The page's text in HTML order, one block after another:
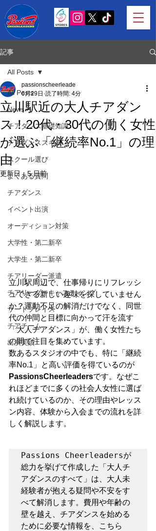
記事
All Posts
News
チアダンス基礎知識
チアダンススキル
スクール選び
よくある質問
チアダンス
イベント出演
オーディション対策
大学性・第二新卒
大学生・第二新卒
チアリーダー派遣
チアリーダーキャスティング
サードプレイス
チアチーム
出演実績
All Posts
立川駅近の大人チアダン
ス！20代・30代の働く女性
が選ぶ「継続率No.1」の理
由
passionscheerleade
6月29日 読了時間: 4分
更新日：5 日前
立川駅周辺で、仕事帰りにリフレッシ
ュできる新しい趣味を探していません
か？運動不足の解消だけでなく、同世
代の仲間と目標に向かって汗を流す
「大人チアダンス」が、働く女性たち
の間で注目を集めています。
数あるスタジオの中でも、特に「継続
率No.1」と高い評価を得ているのが
PassionsCheerleadersです。なぜこ
れほどまでに多くの社会人女性に選ば
れ続けているのか、その理由やレッス
ン内容、体験から入会までの流れを詳
しく解説します。
Passions Cheerleadersが
総力を挙げて作成した「大人チ
アダンスのすべて」は、大人未
経験者が抱える疑問や不安をす
べて解消します。費用や年齢の
壁を越え、チアダンスを始める
ために必要な情報を、こちら